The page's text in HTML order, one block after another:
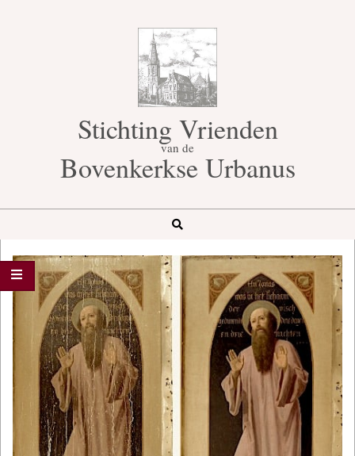
Stichting Vrienden
van de
Bovenkerkse Urbanus
Search
Navigation